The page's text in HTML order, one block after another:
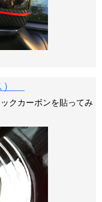
）
クカーボンを貼ってみ